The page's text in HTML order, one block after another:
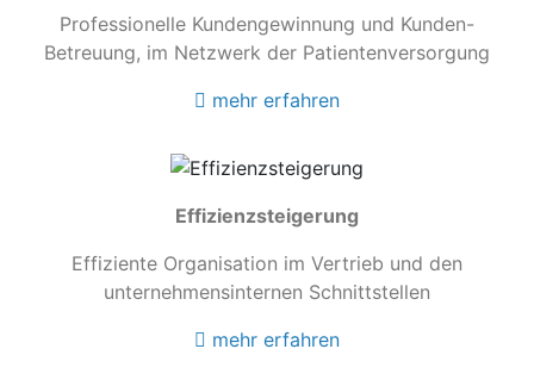
Professionelle Kundengewinnung und Kunden-
Betreuung, im Netzwerk der Patientenversorgung
mehr erfahren
Effizienzsteigerung
Effiziente Organisation im Vertrieb und den
unternehmensinternen Schnittstellen
mehr erfahren